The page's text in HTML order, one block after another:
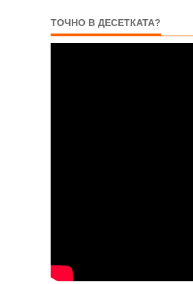
ТОЧНО В ДЕСЕТКАТА?